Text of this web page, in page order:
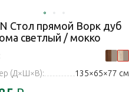
Стол прямой Ворк дуб
светлый / мокко
(Д×Ш×В):
135×65×77 см